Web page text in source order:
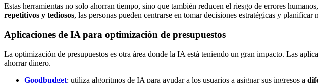
Estas herramientas no solo ahorran tiempo, sino que también reducen el riesgo de errores
repetitivos y tediosos, las personas pueden centrarse en tomar decisiones estratégicas y
Aplicaciones de IA para optimización de presupuestos
La optimización de presupuestos es otra área donde la IA está teniendo un gran impacto. Las
ahorrar dinero.
Goodbudget: utiliza algoritmos de IA para ayudar a los usuarios a asignar sus ingresos a